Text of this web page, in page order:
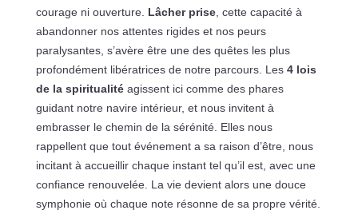
courage ni ouverture. Lâcher prise, cette capacité à
abandonner nos attentes rigides et nos peurs
paralysantes, s’avère être une des quêtes les plus
profondément libératrices de notre parcours. Les 4 lois
de la spiritualitéagissent ici comme des phares
guidant notre navire intérieur, et nous invitent à
embrasser le chemin de la sérénité. Elles nous
rappellent que tout événement a sa raison d’être, nous
incitant à accueillir chaque instant tel qu’il est, avec une
confiance renouvelée. La vie devient alors une douce
symphonie où chaque note résonne de sa propre vérité.